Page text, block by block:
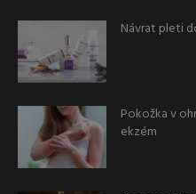
Návrat pleti
Pokožka v
ekzém